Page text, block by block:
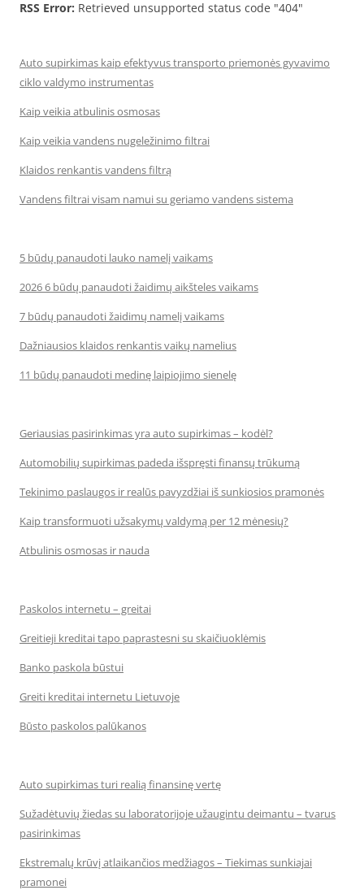
RSS Error: Retrieved unsupported status code "404"
Auto supirkimas kaip efektyvus transporto priemonės gyvavimo
ciklo valdymo instrumentas
Kaip veikia atbulinis osmosas
Kaip veikia vandens nugeležinimo filtrai
Klaidos renkantis vandens filtrą
Vandens filtrai visam namui su geriamo vandens sistema
5 būdų panaudoti lauko namelį vaikams
2026 6 būdų panaudoti žaidimų aikšteles vaikams
7 būdų panaudoti žaidimų namelį vaikams
Dažniausios klaidos renkantis vaikų namelius
11 būdų panaudoti medinę laipiojimo sienelę
Geriausias pasirinkimas yra auto supirkimas – kodėl?
Automobilių supirkimas padeda išspręsti finansų trūkumą
Tekinimo paslaugos ir realūs pavyzdžiai iš sunkiosios pramonės
Kaip transformuoti užsakymų valdymą per 12 mėnesių?
Atbulinis osmosas ir nauda
Paskolos internetu – greitai
Greitieji kreditai tapo paprastesni su skaičiuoklėmis
Banko paskola būstui
Greiti kreditai internetu Lietuvoje
Būsto paskolos palūkanos
Auto supirkimas turi realią finansinę vertę
Sužadėtuvių žiedas su laboratorijoje užaugintu deimantu – tvarus
pasirinkimas
Ekstremalų krūvį atlaikančios medžiagos – Tiekimas sunkiajai
pramonei